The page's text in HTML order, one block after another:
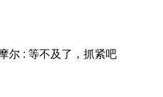
尔 : 等不及了，抓紧吧